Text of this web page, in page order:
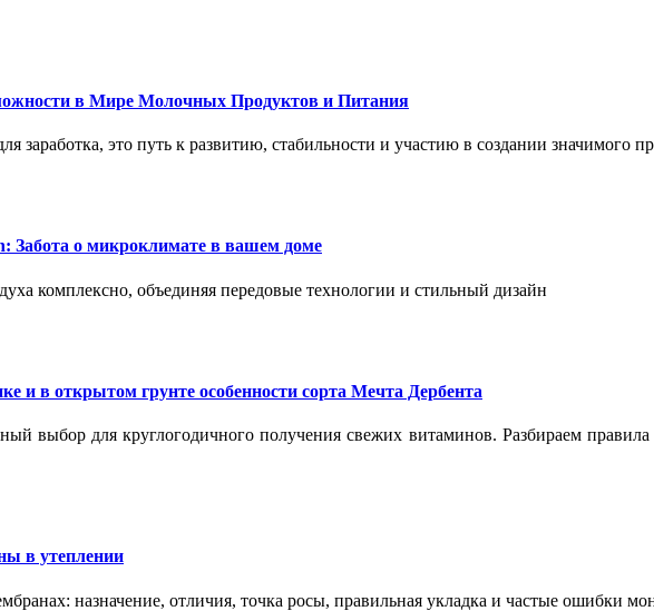
в Мире Молочных Продуктов и Питания
заработка, это путь к развитию, стабильности и участию в создании значимого
Забота о микроклимате в вашем доме
комплексно, объединяя передовые технологии и стильный дизайн
и в открытом грунте особенности сорта Мечта Дербента
выбор для круглогодичного получения свежих витаминов. Разбираем
в утеплении
назначение, отличия, точка росы, правильная укладка и частые ошибки